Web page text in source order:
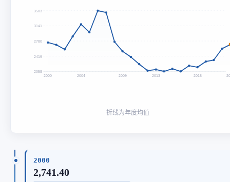
3503
3141
2780
2419
2058
2000 2004 2009 2013 2018
折线为年度均值
2000
2,741.40